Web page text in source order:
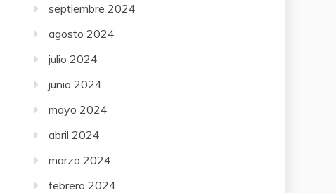
septiembre 2024
agosto 2024
julio 2024
junio 2024
mayo 2024
abril 2024
marzo 2024
febrero 2024